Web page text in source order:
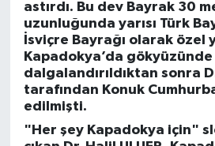
astırdı. Bu dev Bayrak 30
uzunluğunda yarısı Türk
İsviçre Bayrağı olarak özel
Kapadokya’da gökyüzünde
dalgalandırıldıktan sonra
tarafından Konuk
edilmişti.
"Her şey Kapadokya için"